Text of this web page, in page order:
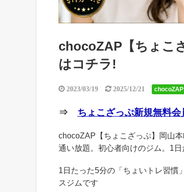
chocoZAP【ちょこ
はコチラ!
2023/03/19 2025/12/21 chocoZAP
⇒ ちょこざっぷ新規無料会
chocoZAP【ちょこざっぷ】岡山
通い放題。初心者向けのジム。1
1日たった5分の「ちょいトレ習慣
スジムです